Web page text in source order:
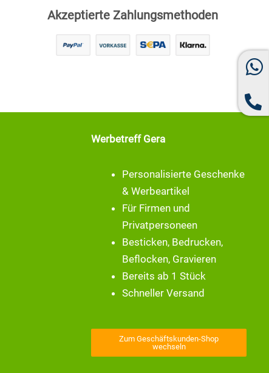
Akzeptierte Zahlungsmethoden
Werbetreff Gera
Personalisierte Geschenke
& Werbeartikel
Für Firmen und
Privatpersoneen
Besticken, Bedrucken,
Beflocken, Gravieren
Bereits ab 1 Stück
Schneller Versand
Zum Geschäftskunden-Shop
wechseln